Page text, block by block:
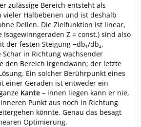
zulässige Bereich entsteht als
Halbebenen und ist deshalb
Dellen. Die Zielfunktion ist linear,
Z = const.) sind also
der festen Steigung −db₁/db₂.
in Richtung wachsender
den Bereich irgendwann; der letzte
Ein solcher Berührpunkt eines
einer Geraden ist entweder ein
Kante – innen liegen kann er nie,
Punkt aus noch in Richtung
könnte. Genau das besagt
Optimierung.